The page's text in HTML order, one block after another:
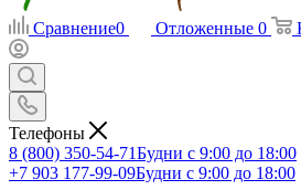
Сравнение0 Отложенные 0
Телефоны
8 (800) 350-54-71Будни с 9:00 до 18:00
+7 903 177-99-09Будни с 9:00 до 18:00